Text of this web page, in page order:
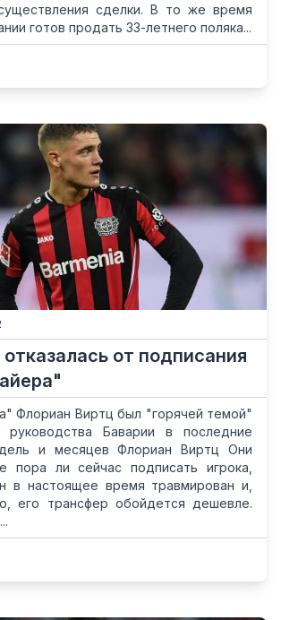
сделки. В то же время
готов продать 33-летнего поляка...
от подписания
Флориан Виртц был "горячей темой"
руководства Баварии в последние
и месяцев Флориан Виртц Они
пора ли сейчас подписать игрока,
в настоящее время травмирован и,
его трансфер обойдется дешевле.